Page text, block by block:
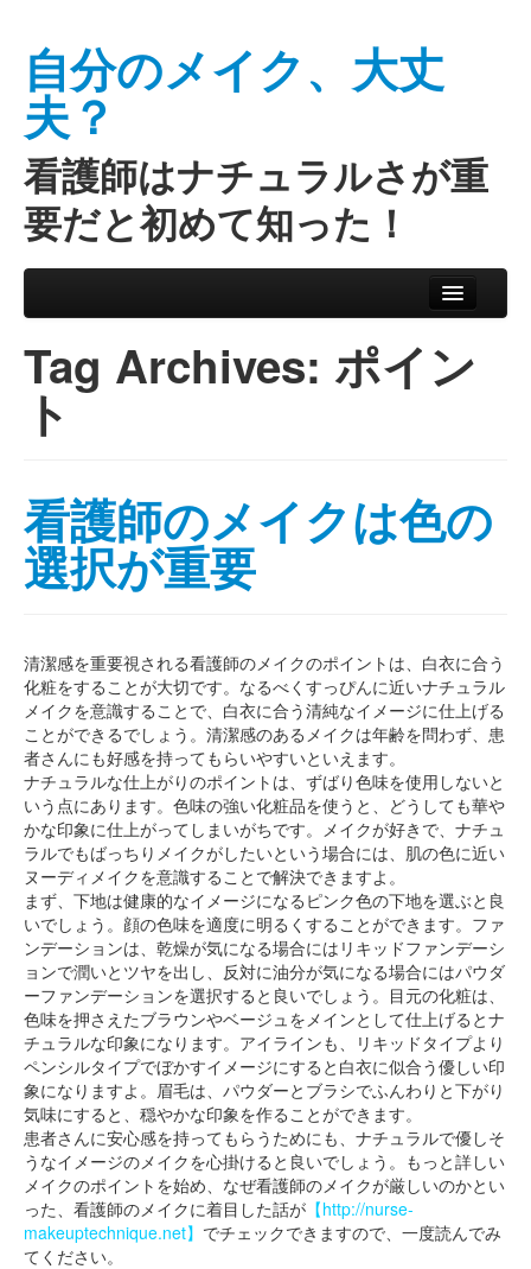
自分のメイク、大丈
夫？
看護師はナチュラルさが重
要だと初めて知った！
Main menu
Tag Archives: ポイン
ト
看護師のメイクは色の
選択が重要
清潔感を重要視される看護師のメイクのポイントは、白衣に合う
化粧をすることが大切です。なるべくすっぴんに近いナチュラル
メイクを意識することで、白衣に合う清純なイメージに仕上げる
ことができるでしょう。清潔感のあるメイクは年齢を問わず、患
者さんにも好感を持ってもらいやすいといえます。
ナチュラルな仕上がりのポイントは、ずばり色味を使用しないと
いう点にあります。色味の強い化粧品を使うと、どうしても華や
かな印象に仕上がってしまいがちです。メイクが好きで、ナチュ
ラルでもばっちりメイクがしたいという場合には、肌の色に近い
ヌーディメイクを意識することで解決できますよ。
まず、下地は健康的なイメージになるピンク色の下地を選ぶと良
いでしょう。顔の色味を適度に明るくすることができます。ファ
ンデーションは、乾燥が気になる場合にはリキッドファンデーシ
ョンで潤いとツヤを出し、反対に油分が気になる場合にはパウダ
ーファンデーションを選択すると良いでしょう。目元の化粧は、
色味を押さえたブラウンやベージュをメインとして仕上げるとナ
チュラルな印象になります。アイラインも、リキッドタイプより
ペンシルタイプでぼかすイメージにすると白衣に似合う優しい印
象になりますよ。眉毛は、パウダーとブラシでふんわりと下がり
気味にすると、穏やかな印象を作ることができます。
患者さんに安心感を持ってもらうためにも、ナチュラルで優しそ
うなイメージのメイクを心掛けると良いでしょう。もっと詳しい
メイクのポイントを始め、なぜ看護師のメイクが厳しいのかとい
った、看護師のメイクに着目した話が 【http://nurse-
makeuptechnique.net】 でチェックできますので、一度読んでみ
てください。